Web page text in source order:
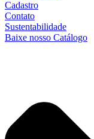
Cadastro
Contato
Sustentabilidade
Baixe nosso Catálogo